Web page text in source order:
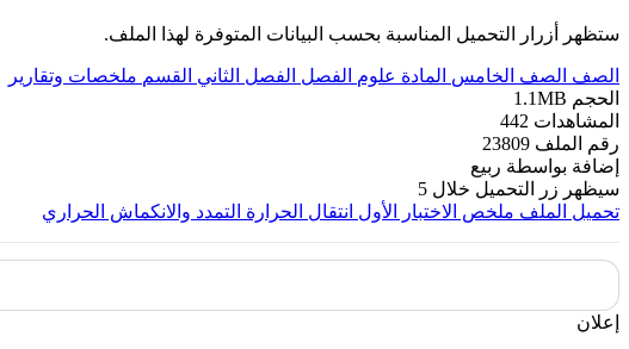
ستظهر أزرار التحميل المناسبة بحسب البيانات المتوفرة لهذا الملف.
الصف الصف الخامس المادة علوم الفصل الفصل الثاني القسم ملخصات وتقارير
الحجم 1.1MB
المشاهدات 442
رقم الملف 23809
إضافة بواسطة ربيع
سيظهر زر التحميل خلال 5
تحميل الملف ملخص الاختبار الأول انتقال الحرارة التمدد والانكماش الحراري
إعلان